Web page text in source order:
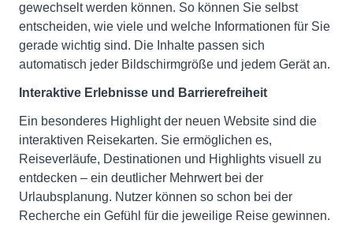
gewechselt werden können. So können Sie selbst
entscheiden, wie viele und welche Informationen für Sie
gerade wichtig sind. Die Inhalte passen sich
automatisch jeder Bildschirmgröße und jedem Gerät an.
Interaktive Erlebnisse und Barrierefreiheit
Ein besonderes Highlight der neuen Website sind die
interaktiven Reisekarten. Sie ermöglichen es,
Reiseverläufe, Destinationen und Highlights visuell zu
entdecken – ein deutlicher Mehrwert bei der
Urlaubsplanung. Nutzer können so schon bei der
Recherche ein Gefühl für die jeweilige Reise gewinnen.